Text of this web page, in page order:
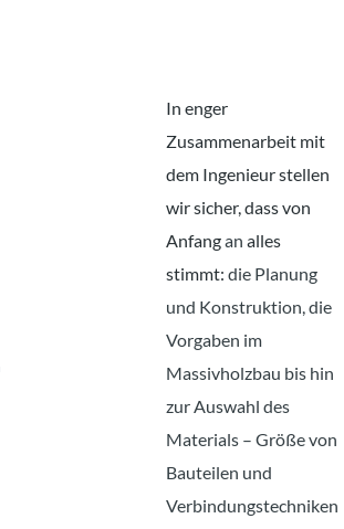
In enger
Zusammenarbeit mit
dem Ingenieur stellen
wir sicher, dass von
Anfangan alles
stimmt: die Planung
und Konstruktion, die
Vorgaben im
Massivholzbau bis hin
zur Auswahl des
Materials – Größe von
Bauteilen und
Verbindungstechniken